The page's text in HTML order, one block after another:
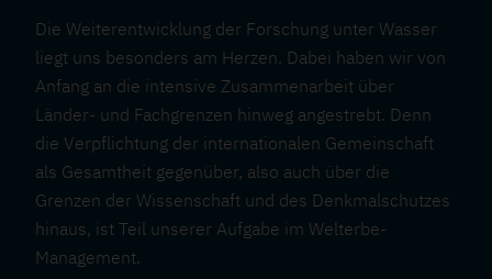
Die Weiterentwicklung der Forschung unter Wasser
liegt uns besonders am Herzen. Dabei haben wir von
Anfang an die intensive Zusammenarbeit über
Länder- und Fachgrenzen hinweg angestrebt. Denn
die Verpflichtung der internationalen Gemeinschaft
als Gesamtheit gegenüber, also auch über die
Grenzen der Wissenschaft und des Denkmalschutzes
hinaus, ist Teil unserer Aufgabe im Welterbe-
Management.